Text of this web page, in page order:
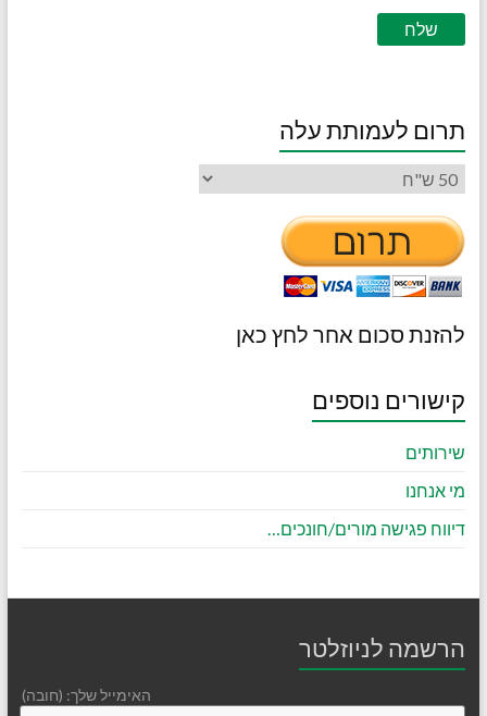
תרום לעמותת עלה
להזנת סכום אחר לחץ כאן
קישורים נוספים
שירותים
מי אנחנו
דיווח פגישה מורים/חונכים…
הרשמה לניוזלטר
האימייל שלך: (חובה)